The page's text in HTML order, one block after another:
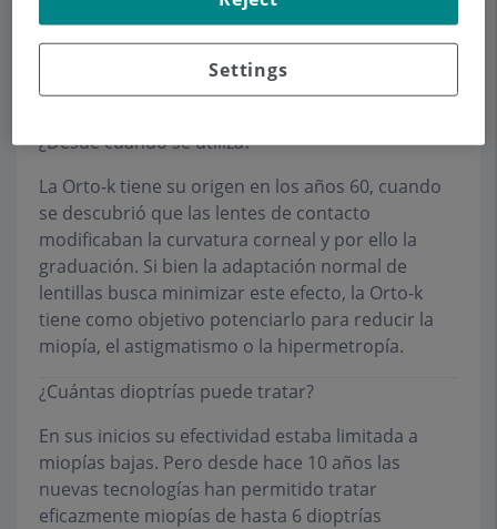
visuales mediante lentillas de uso nocturno.
Úselas durante toda la noche. Vea bien durante
¿Desde cuándo se utiliza?
La Orto-k tiene su origen en los años 60, cuando
se descubrió que las lentes de contacto
modificaban la curvatura corneal y por ello la
graduación. Si bien la adaptación normal de
lentillas busca minimizar este efecto, la Orto-k
tiene como objetivo potenciarlo para reducir la
miopía, el astigmatismo o la hipermetropía.
¿Cuántas dioptrías puede tratar?
En sus inicios su efectividad estaba limitada a
miopías bajas. Pero desde hace 10 años las
nuevas tecnologías han permitido tratar
eficazmente miopías de hasta 6 dioptrías
Settings